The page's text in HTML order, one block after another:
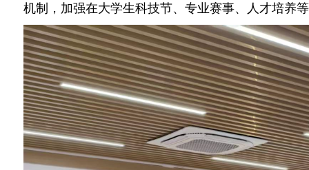
机制，加强在大学生科技节、专业赛事、人才培养